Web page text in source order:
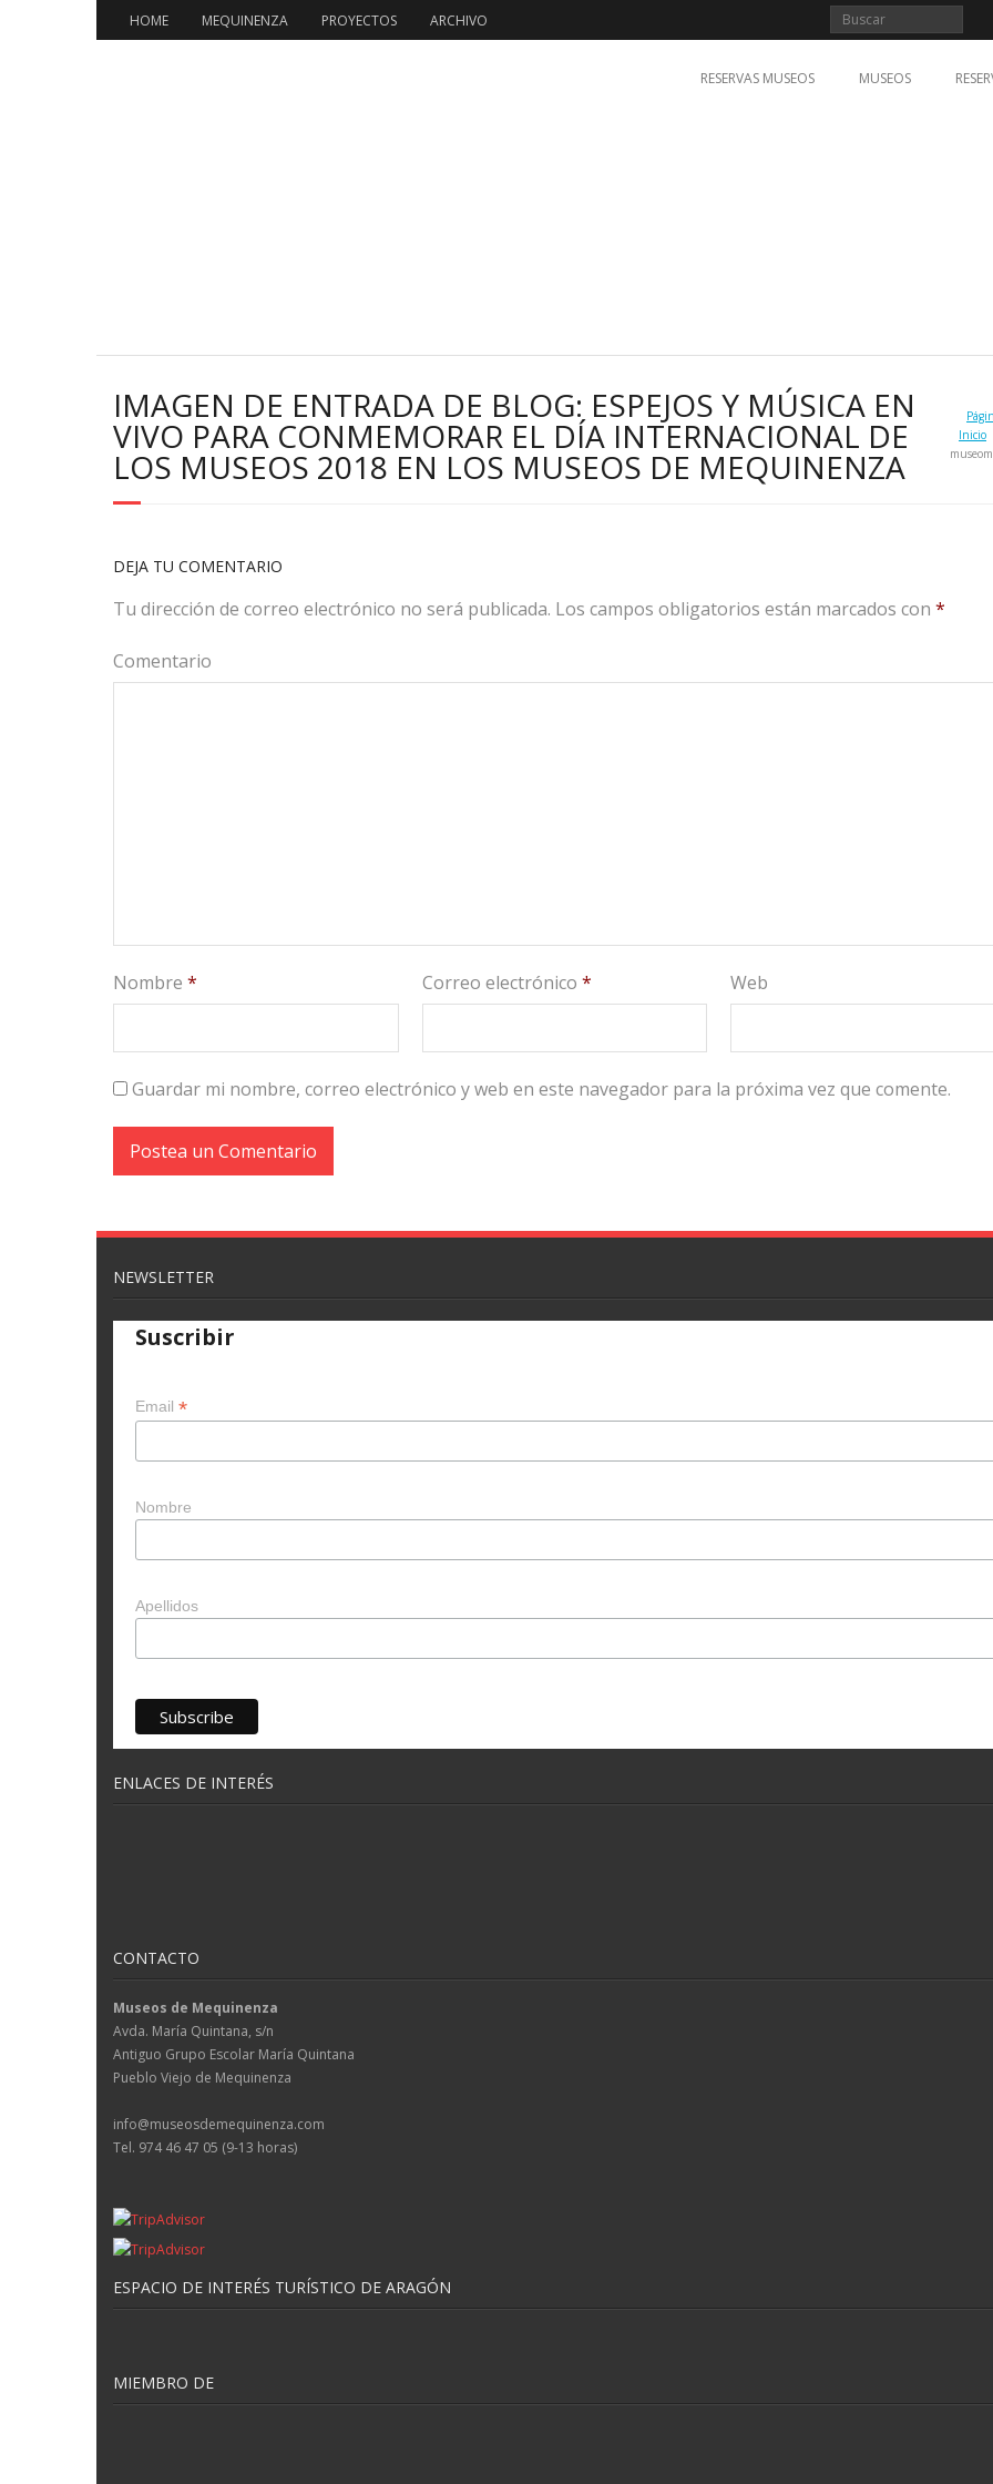
HOME MEQUINENZA PROYECTOS ARCHIVO
RESERVAS MUSEOS MUSEOS
IMAGEN DE ENTRADA DE BLOG: ESPEJOS Y MÚSICA EN
VIVO PARA CONMEMORAR EL DÍA INTERNACIONAL DE
LOS MUSEOS 2018 EN LOS MUSEOS DE MEQUINENZA
Inicio
DEJA TU COMENTARIO
Tu dirección de correo electrónico no será publicada. Los campos obligatorios están marcados con *
Comentario
Nombre * Correo electrónico * Web
Guardar mi nombre, correo electrónico y web en este navegador para la próxima vez que comente.
NEWSLETTER
Suscribir
Email *
Nombre
Apellidos
ENLACES DE INTERÉS
CONTACTO
Museos de Mequinenza
Avda. María Quintana, s/n
Antiguo Grupo Escolar María Quintana
Pueblo Viejo de Mequinenza
info@museosdemequinenza.com
Tel. 974 46 47 05 (9-13 horas)
ESPACIO DE INTERÉS TURÍSTICO DE ARAGÓN
MIEMBRO DE